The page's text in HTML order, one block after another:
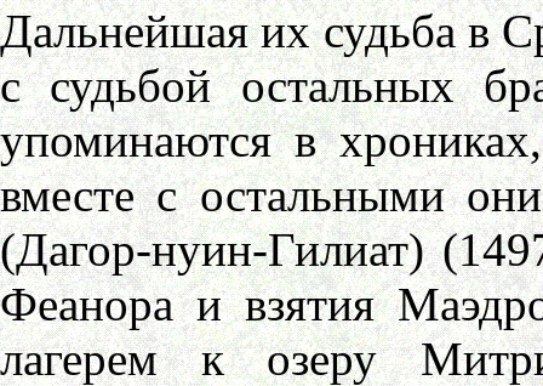
Дальнейшая их судьба в
с судьбой остальных
упоминаются в
вместе с остальными
(Дагор-нуин-Гилиат)
Феанора и взятия
лагерем к озеру